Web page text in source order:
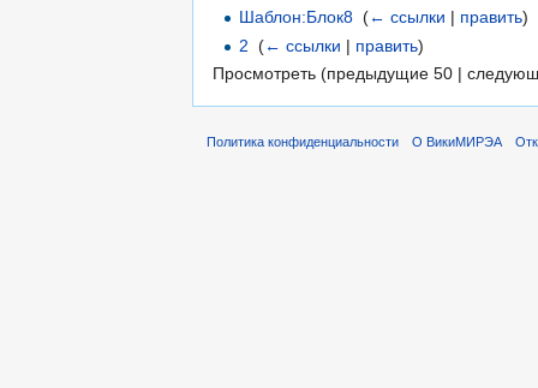
Шаблон:Блок8 ‎(← ссылки | править)
2 ‎(← ссылки | править)
Просмотреть (предыдущие 50 |
Политика конфиденциальности О ВикиМИРЭА